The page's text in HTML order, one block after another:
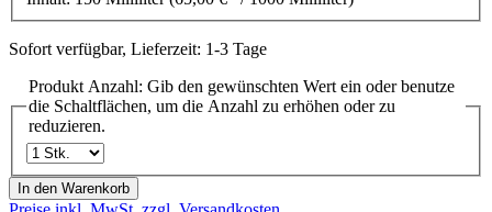
Sofort verfügbar, Lieferzeit: 1-3 Tage
Produkt Anzahl: Gib den gewünschten Wert ein oder benutze
die Schaltflächen, um die Anzahl zu erhöhen oder zu
reduzieren.
In den Warenkorb